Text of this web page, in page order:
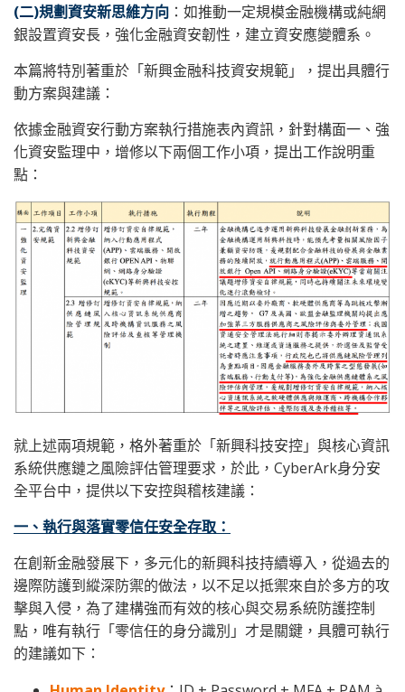
(二)規劃資安新思維方向 ：如推動一定規模金融機構或純網
銀設置資安長，強化金融資安韌性，建立資安應變體系。
本篇將特別著重於「新興金融科技資安規範」，提出具體行
動方案與建議：
依據金融資安行動方案執行措施表內資訊，針對構面一、強
化資安監理中，增修以下兩個工作小項，提出工作說明重
點：
就上述兩項規範，格外著重於「新興科技安控」與核心資訊
系統供應鏈之風險評估管理要求，於此，CyberArk身分安
全平台中，提供以下安控與稽核建議：
一、執行與落實零信任安全存取：
在創新金融發展下，多元化的新興科技持續導入，從過去的
邊際防護到縱深防禦的做法，以不足以抵禦來自於多方的攻
擊與入侵，為了建構強而有效的核心與交易系統防護控制
點，唯有執行「零信任的身分識別」才是關鍵，具體可執行
的建議如下：